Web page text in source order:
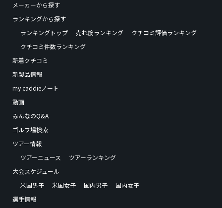
メーカーから探す
ランキングから探す
ランキングトップ
売れ筋ランキング
クチコミ評価ランキング
クチコミ件数ランキング
新着クチコミ
新製品情報
my caddieノート
動画
みんなのQ&A
ゴルフ場検索
ツアー情報
ツアーニュース
ツアーランキング
大会スケジュール
米国男子
米国女子 国内男子
国内女子
選手情報